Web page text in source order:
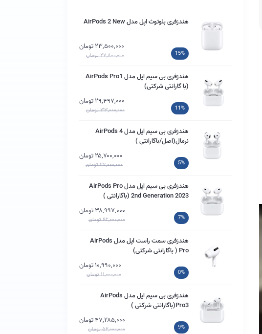
هندزفری بلوتوث اپل مدل AirPods 2 New
۲۳,۵۰۰,۰۰۰ تومان
۲۷,۸۰۰,۰۰۰ تومان 15%
هندزفری بی سیم اپل مدل AirPods Pro1
(با گارانتی شرکتی)
۲۹,۴۹۷,۰۰۰ تومان
۳۳,۰۰۰,۰۰۰ تومان 11%
هندزفری بی سیم اپل مدل AirPods 4
نرمال(اصل/باگارانتی )
۲۵,۷۰۰,۰۰۰ تومان
۲۷,۰۰۰,۰۰۰ تومان 5%
هندزفری بی سیم اپل مدل AirPods Pro
2nd Generation 2023 (باگارانتی )
۳۸,۹۹۷,۰۰۰ تومان
۴۲,۰۰۰,۰۰۰ تومان 7%
هندزفری سمت راست اپل مدل AirPods
Pro ( باگارانتی شرکتی)
۱۰,۹۹۰,۰۰۰ تومان
۱۱,۰۰۰,۰۰۰ تومان 0%
هندزفری بی سیم اپل مدل AirPods
Pro3(باگارانتی شرکتی )
۴۷,۲۸۵,۰۰۰ تومان
۵۲,۰۰۰,۰۰۰ تومان 9%